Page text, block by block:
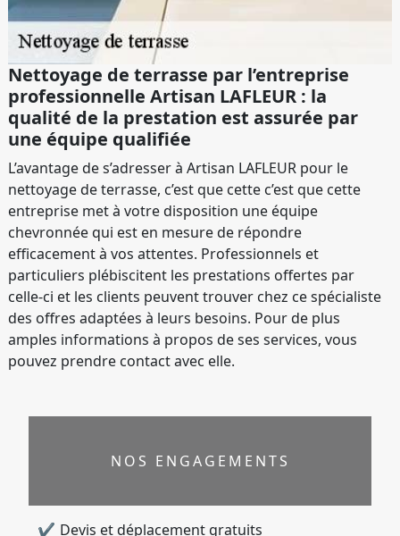
Nettoyage de terrasse par l’entreprise
professionnelle Artisan LAFLEUR : la
qualité de la prestation est assurée par
une équipe qualifiée
L’avantage de s’adresser à Artisan LAFLEUR pour le
nettoyage de terrasse, c’est que cette c’est que cette
entreprise met à votre disposition une équipe
chevronnée qui est en mesure de répondre
efficacement à vos attentes. Professionnels et
particuliers plébiscitent les prestations offertes par
celle-ci et les clients peuvent trouver chez ce spécialiste
des offres adaptées à leurs besoins. Pour de plus
amples informations à propos de ses services, vous
pouvez prendre contact avec elle.
NOS ENGAGEMENTS
Devis et déplacement gratuits